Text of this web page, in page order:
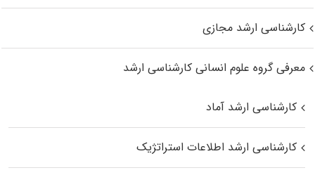
کارشناسی ارشد مجازی
معرفی گروه علوم انسانی کارشناسی ارشد
کارشناسی ارشد آماد
کارشناسی ارشد اطلاعات استراتژیک